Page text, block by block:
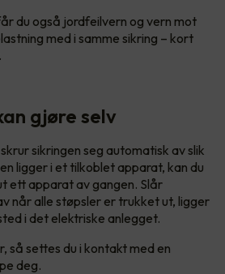
du også jordfeilvern og vern mot
med i samme sikring – kort
gjøre selv
sikringen seg automatisk av slik
ligger i et tilkoblet apparat, kan du
ett apparat av gangen. Slår
når alle støpsler er trukket ut, ligger
i det elektriske anlegget.
så settes du i kontakt med en
deg.